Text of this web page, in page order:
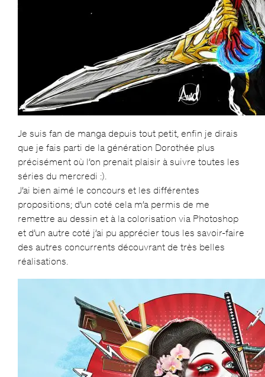
Je suis fan de manga depuis tout petit, enfin je dirais
que je fais parti de la génération Dorothée plus
précisément où l’on prenait plaisir à suivre toutes les
séries du mercredi :).
J’ai bien aimé le concours et les différentes
propositions; d’un coté cela m’a permis de me
remettre au dessin et à la colorisation via Photoshop
et d’un autre coté j’ai pu apprécier tous les savoir-faire
des autres concurrents découvrant de très belles
réalisations.